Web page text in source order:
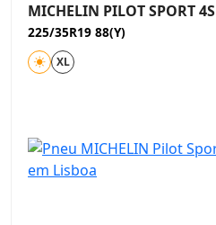
MICHELIN PILOT SPORT 4S
225/35R19 88(Y)
XL